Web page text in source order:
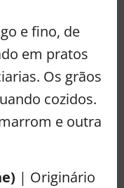
e fino, de
em pratos
Os grãos
cozidos.
e outra
| Originário